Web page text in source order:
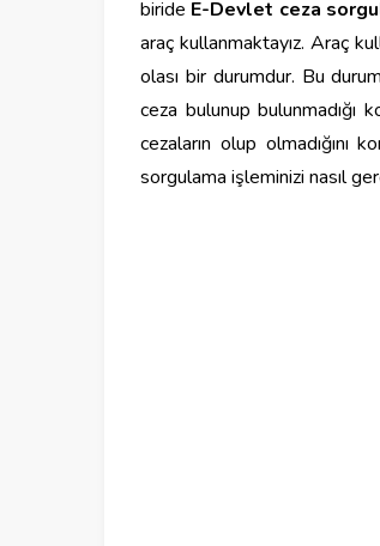
biride E-Devlet ceza
araç kullanmaktayız. Araç
olası bir durumdur. Bu
ceza bulunup
cezaların olup olmadığını
sorgulama işleminizi nasıl